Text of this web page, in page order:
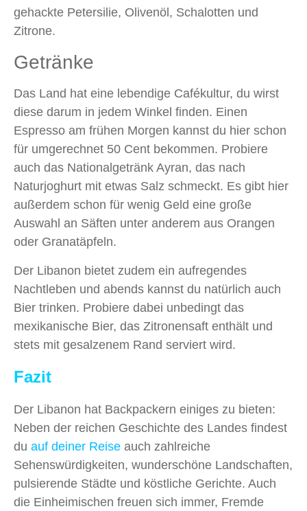
gehackte Petersilie, Olivenöl, Schalotten und
Zitrone.
Getränke
Das Land hat eine lebendige Cafékultur, du wirst
diese darum in jedem Winkel finden. Einen
Espresso am frühen Morgen kannst du hier schon
für umgerechnet 50 Cent bekommen. Probiere
auch das Nationalgetränk Ayran, das nach
Naturjoghurt mit etwas Salz schmeckt. Es gibt hier
außerdem schon für wenig Geld eine große
Auswahl an Säften unter anderem aus Orangen
oder Granatäpfeln.
Der Libanon bietet zudem ein aufregendes
Nachtleben und abends kannst du natürlich auch
Bier trinken. Probiere dabei unbedingt das
mexikanische Bier, das Zitronensaft enthält und
stets mit gesalzenem Rand serviert wird.
Fazit
Der Libanon hat Backpackern einiges zu bieten:
Neben der reichen Geschichte des Landes findest
du auf deiner Reise auch zahlreiche
Sehenswürdigkeiten, wunderschöne Landschaften,
pulsierende Städte und köstliche Gerichte. Auch
die Einheimischen freuen sich immer, Fremde